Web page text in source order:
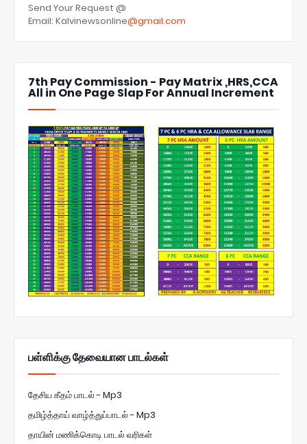
Send Your Request @
Email: Kalvinewsonline@gmail.com
7th Pay Commission - Pay Matrix ,HRS,CCA
All in One Page Slap For Annual Increment
பள்ளிக்கு தேவையான பாடல்கள்
தேசிய கீதம் பாடல் - Mp3
தமிழ்த்தாய் வாழ்த்துப்பாடல் - Mp3
தாயின் மணிக்கொடி பாடல் வரிகள்